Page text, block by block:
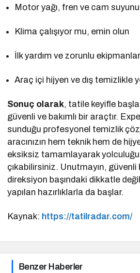
Motor yağı, fren ve cam
Klima çalışıyor mu, emin olun
İlk yardım ve zorunlu
Araç içi hijyen ve dış temizlikle
Sonuç olarak, tatile keyifle
güvenli ve bakımlı bir araçtır.
sunduğu profesyonel temizlik
aracınızın hem teknik hem de
eksiksiz tamamlayarak
çıkabilirsiniz. Unutmayın,
direksiyon başındaki dikkatle
yapılan hazırlıklarla da başlar.
Kaynak: https://tatilradar.com/
Benzer Haberler